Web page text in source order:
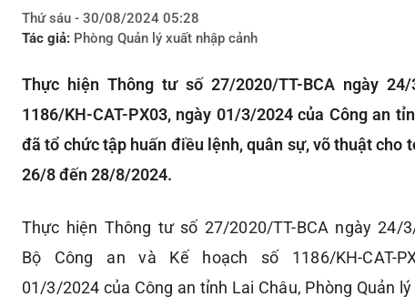
Thứ sáu - 30/08/2024 05:28
Tác giả: Phòng Quản lý xuất nhập cảnh
Thực hiện Thông tư số 27/2020/TT-BCA ngày
1186/KH-CAT-PX03, ngày 01/3/2024 của Công an
đã tổ chức tập huấn điều lệnh, quân sự, võ thuật cho
26/8 đến 28/8/2024.
Thực hiện Thông tư số 27/2020/TT-BCA ngày 24/
Bộ Công an và Kế hoạch số 1186/KH-CAT-
01/3/2024 của Công an tỉnh Lai Châu, Phòng Quản